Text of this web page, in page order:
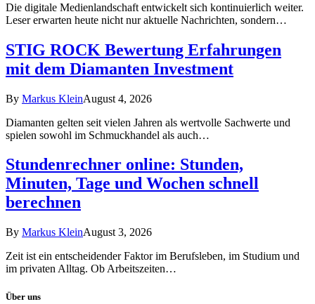
Die digitale Medienlandschaft entwickelt sich kontinuierlich weiter.
Leser erwarten heute nicht nur aktuelle Nachrichten, sondern…
STIG ROCK Bewertung Erfahrungen
mit dem Diamanten Investment
By Markus KleinAugust 4, 2026
Diamanten gelten seit vielen Jahren als wertvolle Sachwerte und
spielen sowohl im Schmuckhandel als auch…
Stundenrechner online: Stunden,
Minuten, Tage und Wochen schnell
berechnen
By Markus KleinAugust 3, 2026
Zeit ist ein entscheidender Faktor im Berufsleben, im Studium und
im privaten Alltag. Ob Arbeitszeiten…
Über uns